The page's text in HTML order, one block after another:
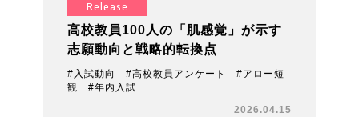
Release
高校教員100人の「肌感覚」が示す
志願動向と戦略的転換点
#入試動向 #高校教員アンケート #アロー短
観 #年内入試
2026.04.15